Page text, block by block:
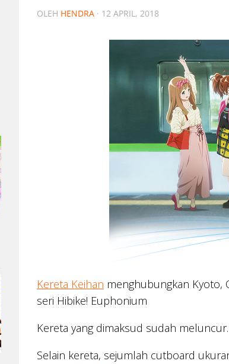
OLEH HENDRA · 12 APRIL, 2018
Kereta Keihan menghubungkan Kyoto,
seri Hibike! Euphonium
Kereta yang dimaksud sudah
Selain kereta, sejumlah cutboard